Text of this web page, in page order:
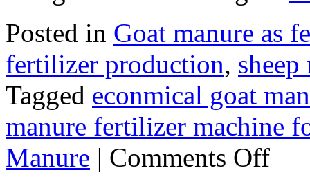
Posted in Goat manure as
fertilizer production,
Tagged econmical goat
manure fertilizer machine
Manure | Comments Offon
How